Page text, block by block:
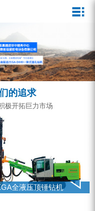
企业文化
发展历程
资质荣誉
宣传视频
公司新闻
行业动态
ZEGA一体式潜孔钻机
ZEGA地下掘进台车
小型一体式露天钻机
ZEGA全液压顶锤钻机
锚固钻机系列
FY水井钻车系列
服务介绍
服务中心
营销网络
的追求
积极开拓巨力市场
全液压顶锤钻机